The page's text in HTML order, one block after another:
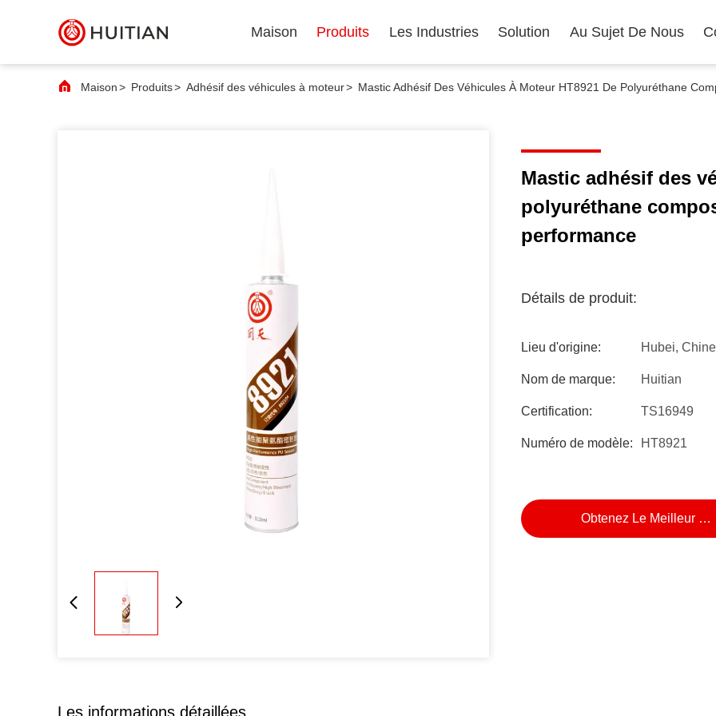
Maison Produits Les Industries Solution Au Sujet De Nous
Maison> Produits> Adhésif des véhicules à moteur> Mastic Adhésif Des Véhicules À Moteur HT8921 De Polyuréthane
Mastic adhésif des
polyuréthane
performance
Détails de produit:
Lieu d'origine: Hubei, Chine
Nom de marque: Huitian
Certification: TS16949
Numéro de modèle: HT8921
Obtenez Le Meilleur
Les informations détaillées